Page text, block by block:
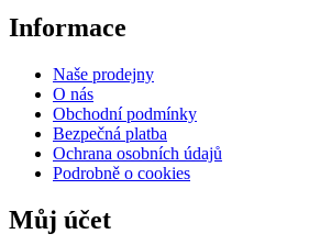
Informace
Naše prodejny
O nás
Obchodní podmínky
Bezpečná platba
Ochrana osobních údajů
Podrobně o cookies
Můj účet